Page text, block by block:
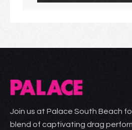
Join us at Palace South Beach
blend of captivating drag